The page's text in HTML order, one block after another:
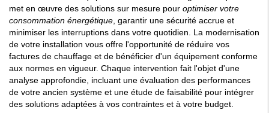
met en œuvre des solutions sur mesure pour optimiser votre
consommation énergétique, garantir une sécurité accrue et
minimiser les interruptions dans votre quotidien. La modernisation
de votre installation vous offre l'opportunité de réduire vos
factures de chauffage et de bénéficier d'un équipement conforme
aux normes en vigueur. Chaque intervention fait l'objet d'une
analyse approfondie, incluant une évaluation des performances
de votre ancien système et une étude de faisabilité pour intégrer
des solutions adaptées à vos contraintes et à votre budget.